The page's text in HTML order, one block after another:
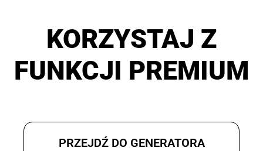
KORZYSTAJ Z
FUNKCJI PREMIUM
PRZEJDŹ DO GENERATORA